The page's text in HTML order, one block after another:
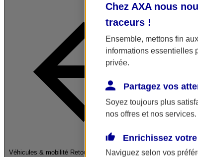
Véhicules & mobilité Retour à la section précédente
Fermer
Chez AXA nous
traceurs !
Ensemble, mettons fin
informations essentielles
privée.
Partagez vos
Soyez toujours plus
nos offres et nos services.
Enrichissez
Naviguez selon vos